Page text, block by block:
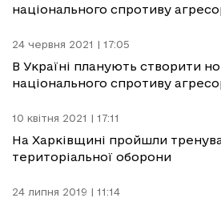
національного спротиву
24 червня 2021 | 17:05
В Україні планують створити
національного спротиву
10 квітня 2021 | 17:11
На Харківщині пройшли
територіальної оборони
24 липня 2019 | 11:14